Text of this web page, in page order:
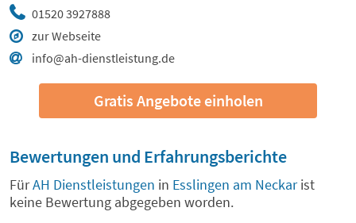
01520 3927888
zur Webseite
info@ah-dienstleistung.de
Gratis Angebote einholen
Bewertungen und Erfahrungsberichte
FürAH Dienstleistungen in Esslingen am Neckarist
keine Bewertung abgegeben worden.